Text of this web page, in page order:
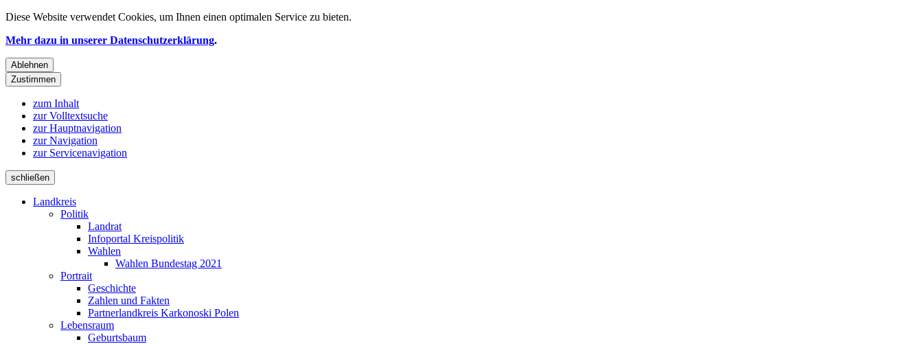
Diese Website verwendet Cookies, um Ihnen einen optimalen Service zu bieten.
Mehr dazu in unserer Datenschutzerklärung.
Ablehnen
Zustimmen
zum Inhalt
zur Volltextsuche
zur Hauptnavigation
zur Navigation
zur Servicenavigation
schließen
Landkreis
Politik
Landrat
Infoportal Kreispolitik
Wahlen
Wahlen Bundestag 2021
Portrait
Geschichte
Zahlen und Fakten
Partnerlandkreis Karkonoski Polen
Lebensraum
Geburtsbaum